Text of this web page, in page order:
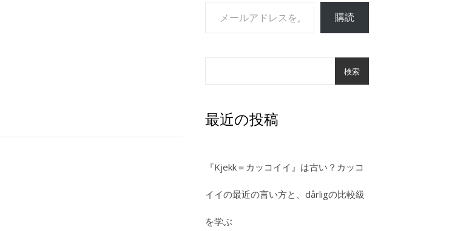
購読
検索
最近の投稿
『Kjekk＝カッコイイ』は古い？カッコ
イイの最近の言い方と、dårligの比較級
を学ぶ